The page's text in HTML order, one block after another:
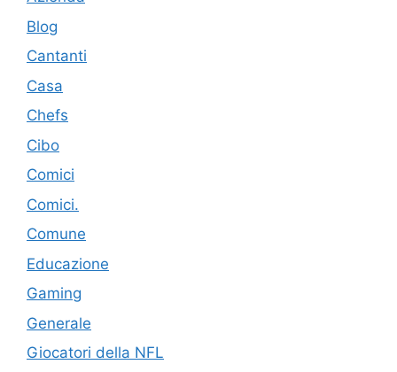
Blog
Cantanti
Casa
Chefs
Cibo
Comici
Comici.
Comune
Educazione
Gaming
Generale
Giocatori della NFL